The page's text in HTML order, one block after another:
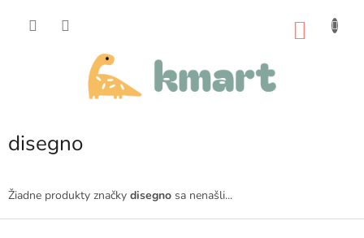
disegno
Žiadne produkty značky disegno sa nenašli...
Z